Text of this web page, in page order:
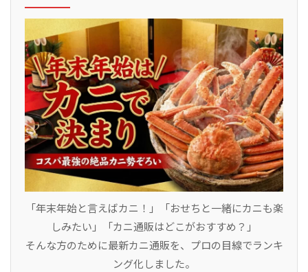
「年末年始と言えばカニ！」「おせちと一緒にカニも楽
しみたい」「カニ通販はどこがおすすめ？」
そんな方のために最新カニ通販を、プロの目線でランキ
ング化しました。